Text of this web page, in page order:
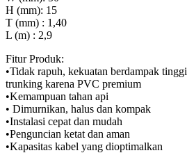
H (mm): 15
T (mm) : 1,40
L (m) : 2,9
Fitur Produk:
•Tidak rapuh, kekuatan berdampak tinggi
trunking karena PVC premium
•Kemampuan tahan api
• Dimurnikan, halus dan kompak
•Instalasi cepat dan mudah
•Penguncian ketat dan aman
•Kapasitas kabel yang dioptimalkan